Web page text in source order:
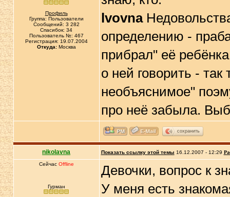
Профиль
Группа: Пользователи
Сообщений: 3 282
Спасибок: 34
Пользователь №: 467
Регистрация: 19.07.2004
Откуда:Москва
lvovna
определению -
прибрал" её
о ней говорить -
необъяснимое"
про неё забыла.
сохранить
nikolavna Показать ссылку этой темы 16.12.2007 - 12:29
Сейчас Offline
Гурман
Девочки, вопрос к
У меня есть